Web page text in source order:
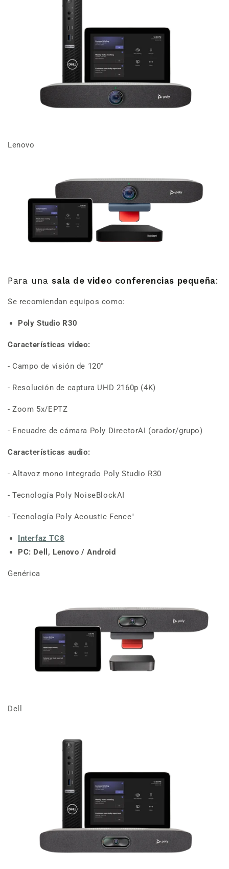
Lenovo
Para una sala de video conferencias pequeña:
Se recomiendan equipos como:
Poly Studio R30
Características video:
- Campo de visión de 120°
- Resolución de captura UHD 2160p (4K)
- Zoom 5x/EPTZ
- Encuadre de cámara Poly DirectorAI (orador/grupo)
Características audio:
- Altavoz mono integrado Poly Studio R30
- Tecnología Poly NoiseBlockAI
- Tecnología Poly Acoustic Fence"
Interfaz TC8
PC: Dell, Lenovo / Android
Genérica
Dell